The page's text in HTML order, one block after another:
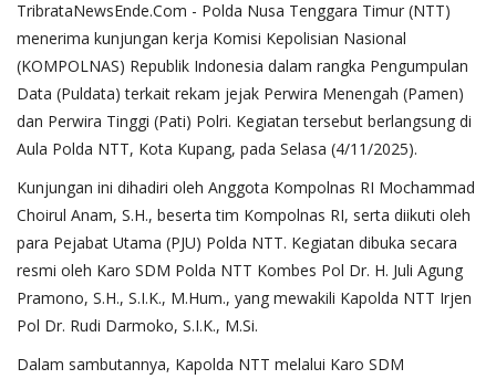
TribrataNewsEnde.Com - Polda Nusa Tenggara Timur (NTT)
menerima kunjungan kerja Komisi Kepolisian Nasional
(KOMPOLNAS) Republik Indonesia dalam rangka Pengumpulan
Data (Puldata) terkait rekam jejak Perwira Menengah (Pamen)
dan Perwira Tinggi (Pati) Polri. Kegiatan tersebut berlangsung di
Aula Polda NTT, Kota Kupang, pada Selasa (4/11/2025).
Kunjungan ini dihadiri oleh Anggota Kompolnas RI Mochammad
Choirul Anam, S.H., beserta tim Kompolnas RI, serta diikuti oleh
para Pejabat Utama (PJU) Polda NTT. Kegiatan dibuka secara
resmi oleh Karo SDM Polda NTT Kombes Pol Dr. H. Juli Agung
Pramono, S.H., S.I.K., M.Hum., yang mewakili Kapolda NTT Irjen
Pol Dr. Rudi Darmoko, S.I.K., M.Si.
Dalam sambutannya, Kapolda NTT melalui Karo SDM